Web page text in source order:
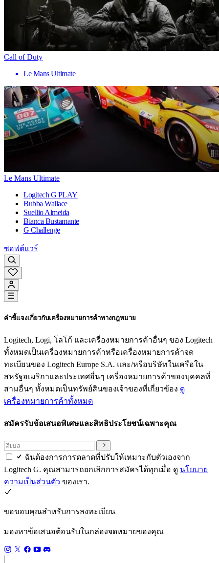
Call of Duty
Le Mans Ultimate
Le Mans Ultimate
Logitech G PLAY
Bubba Wallace
Suellio Almeida
Bianca Bustamante
G Challenge
ซอฟต์แวร์
คำชี้แจงเกี่ยวกับเครื่องหมายการค้าทางกฎหมาย
Logitech, Logi, โลโก้ และเครื่องหมายการค้าอื่นๆ ของ Logitech
ทั้งหมดเป็นเครื่องหมายการค้าหรือเครื่องหมายการค้าจด
ทะเบียนของ Logitech Europe S.A. และ/หรือบริษัทในเครือใน
สหรัฐอเมริกาและประเทศอื่นๆ เครื่องหมายการค้าของบุคคลที่
สามอื่นๆ ทั้งหมดเป็นทรัพย์สินของเจ้าของที่เกี่ยวข้อง ดู
เครื่องหมายการค้าทั้งหมด
สมัครรับข้อเสนอพิเศษและสิทธิประโยชน์เฉพาะคุณ
ฉันต้องการการตลาดที่ปรับให้เหมาะกับตัวเองจาก
Logitech G. คุณสามารถยกเลิกการสมัครได้ทุกเมื่อ ดู นโยบาย
ความเป็นส่วนตัว ของเรา.
ขอขอบคุณสำหรับการลงทะเบียน
มองหาข้อเสนอต้อนรับในกล่องจดหมายของคุณ